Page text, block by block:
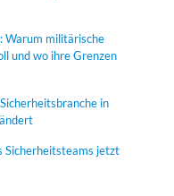
Warum militärische
und wo ihre Grenzen
in
Sicherheitsteams jetzt